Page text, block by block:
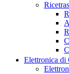
Elettronica di